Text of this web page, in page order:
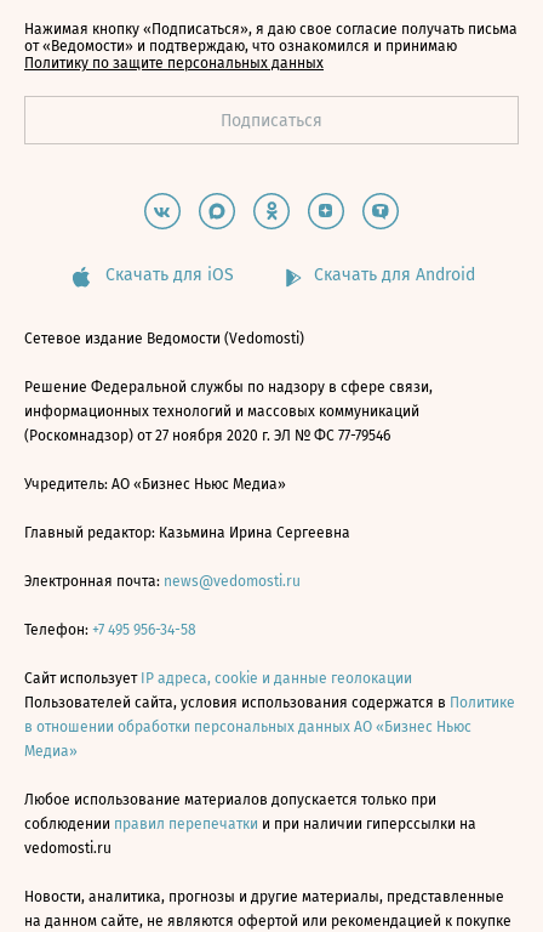
Нажимая кнопку «Подписаться», я даю свое согласие получать письма
от «Ведомости» и подтверждаю, что ознакомился и принимаю
Политику по защите персональных данных
Скачать для iOS Скачать для Android
Сетевое издание Ведомости (Vedomosti)
Решение Федеральной службы по надзору в сфере связи,
информационных технологий и массовых коммуникаций
(Роскомнадзор) от 27 ноября 2020 г. ЭЛ № ФС 77-79546
Учредитель: АО «Бизнес Ньюс Медиа»
Главный редактор: Казьмина Ирина Сергеевна
Электронная почта: news@vedomosti.ru
Телефон: +7 495 956-34-58
Сайт использует IP адреса, cookie и данные геолокации
Пользователей сайта, условия использования содержатся в Политике
в отношении обработки персональных данных АО «Бизнес Ньюс
Медиа»
Любое использование материалов допускается только при
соблюдении правил перепечатки и при наличии гиперссылки на
vedomosti.ru
Новости, аналитика, прогнозы и другие материалы, представленные
на данном сайте, не являются офертой или рекомендацией к покупке